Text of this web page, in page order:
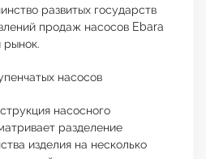
развитых государств
продаж насосов Ebara
рынок.
насосов
насосного
разделение
изделия на несколько